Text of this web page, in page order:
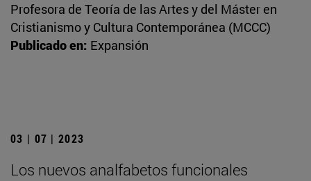
Profesora de Teoría de las Artes y del Máster en
Cristianismo y Cultura Contemporánea (MCCC)
Publicado en: Expansión
03 | 07 | 2023
Los nuevos analfabetos funcionales